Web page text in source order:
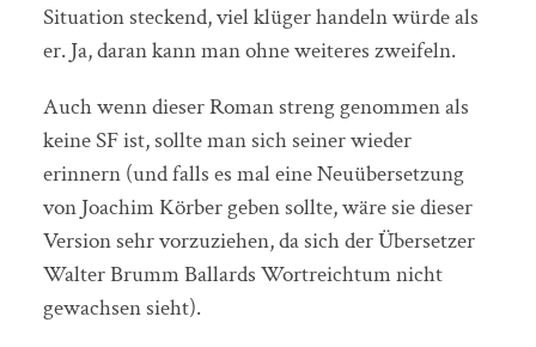
Situation steckend, viel klüger handeln würde als
er. Ja, daran kann man ohne weiteres zweifeln.
Auch wenn dieser Roman streng genommen als
keine SF ist, sollte man sich seiner wieder
erinnern (und falls es mal eine Neuübersetzung
von Joachim Körber geben sollte, wäre sie dieser
Version sehr vorzuziehen, da sich der Übersetzer
Walter Brumm Ballards Wortreichtum nicht
gewachsen sieht).